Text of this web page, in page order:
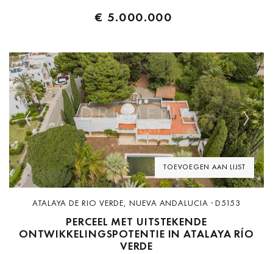
€ 5.000.000
TOEVOEGEN AAN LIJST
Previous Next
ATALAYA DE RIO VERDE, NUEVA ANDALUCIA · D5153
PERCEEL MET UITSTEKENDE
ONTWIKKELINGSPOTENTIE IN ATALAYA RÍO
VERDE